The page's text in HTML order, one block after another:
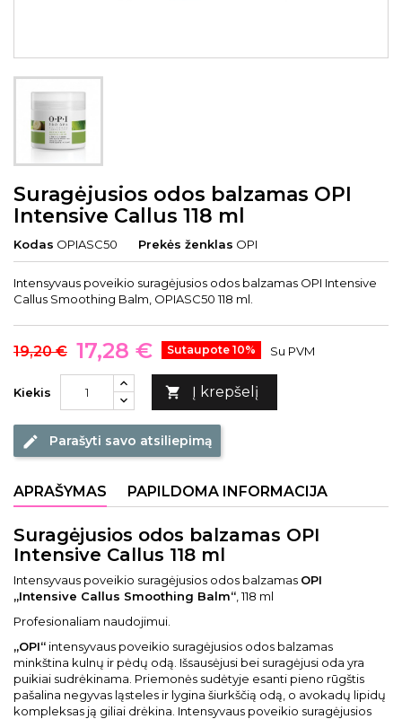
Suragėjusios odos balzamas OPI
Intensive Callus 118 ml
Kodas OPIASC50 Prekės ženklas OPI
Intensyvaus poveikio suragėjusios odos balzamas OPI Intensive
Callus Smoothing Balm, OPIASC50 118 ml.
19,20 € 17,28 € Sutaupote 10% Su PVM
Kiekis  Į krepšelį
edit Parašyti savo atsiliepimą
APRAŠYMAS PAPILDOMA INFORMACIJA
Suragėjusios odos balzamas OPI
Intensive Callus 118 ml
Intensyvaus poveikio suragėjusios odos balzamas OPI
„Intensive Callus Smoothing Balm“ , 118 ml
Profesionaliam naudojimui.
„OPI“ intensyvaus poveikio suragėjusios odos balzamas
minkština kulnų ir pėdų odą. Išsausėjusi bei suragėjusi oda yra
puikiai sudrėkinama. Priemonės sudėtyje esanti pieno rūgštis
pašalina negyvas ląsteles ir lygina šiurkščią odą, o avokadų lipidų
kompleksas ją giliai drėkina. Intensyvaus poveikio suragėjusios